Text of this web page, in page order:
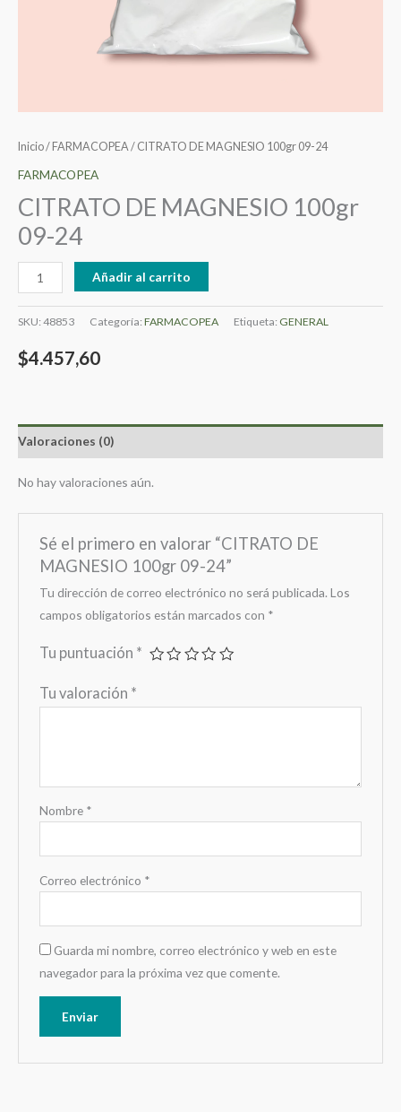
Inicio/ FARMACOPEA/ CITRATO DE MAGNESIO 100gr 09-24
FARMACOPEA
CITRATO DE MAGNESIO 100gr
09-24
Añadir al carrito
SKU: 48853 Categoría: FARMACOPEA Etiqueta: GENERAL
$4.457,60
Valoraciones (0)
No hay valoraciones aún.
Sé el primero en valorar “CITRATO DE
MAGNESIO 100gr 09-24”
Tu dirección de correo electrónico no será publicada. Los
campos obligatorios están marcados con *
Tu puntuación *
Tu valoración *
Nombre *
Correo electrónico *
Guarda mi nombre, correo electrónico y web en este
navegador para la próxima vez que comente.